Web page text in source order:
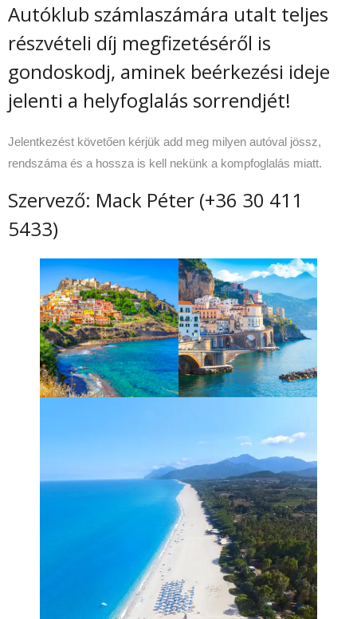
Autóklub számlaszámára utalt teljes
részvételi díj megfizetéséről is
gondoskodj, aminek beérkezési ideje
jelenti a helyfoglalás sorrendjét!
Jelentkezést követően kérjük add meg milyen autóval jössz,
rendszáma és a hossza is kell nekünk a kompfoglalás miatt.
Szervező: Mack Péter (+36 30 411
5433)